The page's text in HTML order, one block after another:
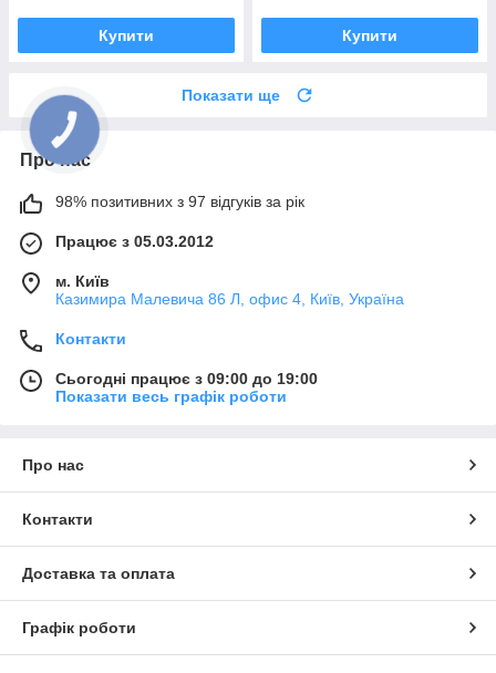
Купити Купити
Показати ще
Про нас
98% позитивних з 97 відгуків за рік
Працює з 05.03.2012
м. Київ
Казимира Малевича 86 Л, офис 4, Київ, Україна
Контакти
Сьогодні працює з 09:00 до 19:00
Показати весь графік роботи
Про нас
Контакти
Доставка та оплата
Графік роботи